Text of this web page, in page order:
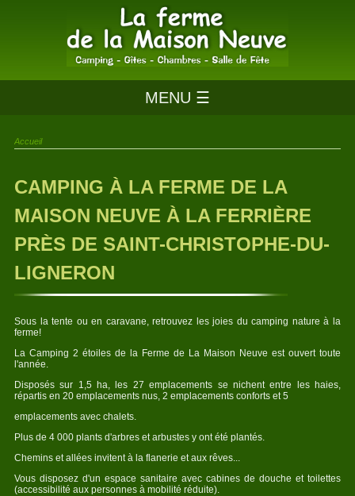
MENU ☰
Accueil
CAMPING À LA FERME DE LA
MAISON NEUVE À LA FERRIÈRE
PRÈS DE SAINT-CHRISTOPHE-DU-
LIGNERON
Sous la tente ou en caravane, retrouvez les joies du camping nature à la
ferme!
La Camping 2 étoiles de la Ferme de La Maison Neuve est ouvert toute
l'année.
Disposés sur 1,5 ha, les 27 emplacements se nichent entre les haies,
répartis en 20 emplacements nus, 2 emplacements conforts et 5
emplacements avec chalets.
Plus de 4 000 plants d'arbres et arbustes y ont été plantés.
Chemins et allées invitent à la flanerie et aux rêves...
Vous disposez d'un espace sanitaire avec cabines de douche et toilettes
(accessibilité aux personnes à mobilité réduite).